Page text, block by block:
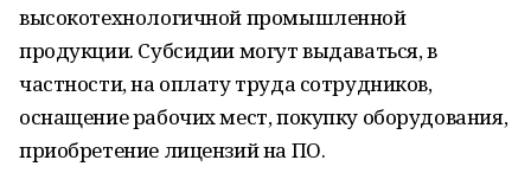
высокотехнологичной промышленной
продукции. Субсидии могут выдаваться, в
частности, на оплату труда сотрудников,
оснащение рабочих мест, покупку оборудования,
приобретение лицензий на ПО.